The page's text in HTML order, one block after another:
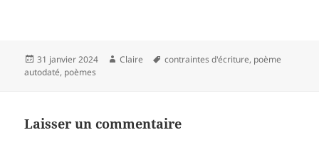
Publié
le
31 janvier 2024 Auteur
Claire
Mots-
contraintes d'écriture, poème
autodaté, poèmes
Laisser un commentaire